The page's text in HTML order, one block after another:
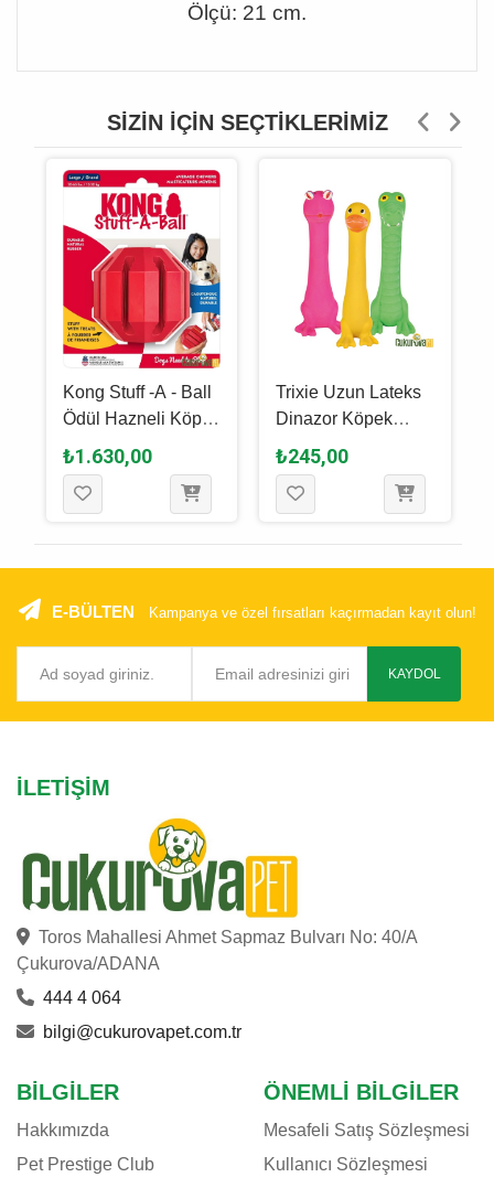
Ölçü: 21 cm.
SIZIN İÇIN SEÇTIKLERIMIZ
Kong Stuff -A - Ball
Ödül Hazneli Köpek
Oyuncağı Kırmızı - L
/ 9.5 Cm
₺1.630,00
Trixie Uzun Lateks
Dinazor Köpek
Oyuncağı Karışık
Çeşitli - 18 Cm
₺245,00
E-BÜLTEN Kampanya ve özel fırsatları kaçırmadan kayıt olun!
KAYDOL
İLETIŞIM
Toros Mahallesi Ahmet Sapmaz Bulvarı No: 40/A
Çukurova/ADANA
444 4 064
bilgi@cukurovapet.com.tr
BILGILER
Hakkımızda
Pet Prestige Club
ÖNEMLI BILGILER
Mesafeli Satış Sözleşmesi
Kullanıcı Sözleşmesi